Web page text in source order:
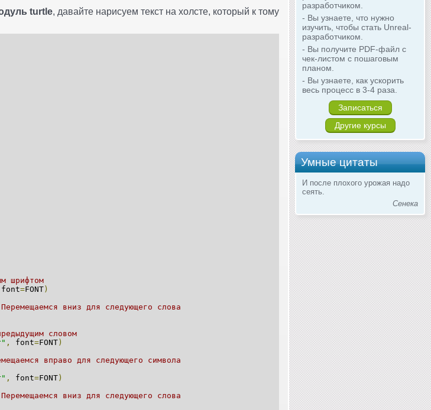
разработчиком.
- Вы узнаете, что нужно
изучить, чтобы стать Unreal-
разработчиком.
- Вы получите PDF-файл с
чек-листом с пошаговым
планом.
- Вы узнаете, как ускорить
весь процесс в 3-4 раза.
Записаться
Другие курсы
Умные цитаты
И после плохого урожая надо
сеять.
Сенека
turtle, давайте нарисуем текст на холсте, который к тому
шрифтом
font=FONT )
вниз для следующего слова
словом
, font=FONT )
вправо для следующего символа
, font=FONT )
вниз для следующего слова